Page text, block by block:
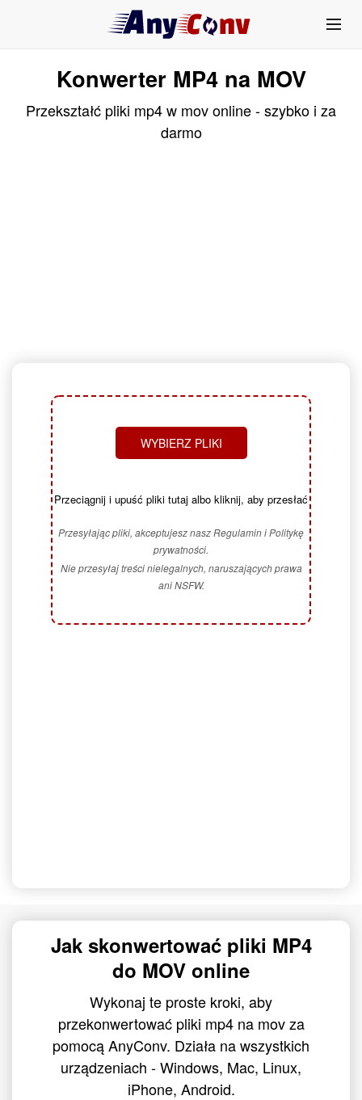
Konwerter MP4 na MOV
Przekształć pliki mp4 w mov online - szybko i za
darmo
WYBIERZ PLIKI
Przeciągnij i upuść pliki tutaj albo kliknij, aby przesłać
Przesyłając pliki, akceptujesz nasz Regulamin i Politykę
prywatności.
Nie przesyłaj treści nielegalnych, naruszających prawa
ani NSFW.
Jak skonwertować pliki MP4
do MOV online
Wykonaj te proste kroki, aby
przekonwertować pliki mp4 na mov za
pomocą AnyConv. Działa na wszystkich
urządzeniach - Windows, Mac, Linux,
iPhone, Android.